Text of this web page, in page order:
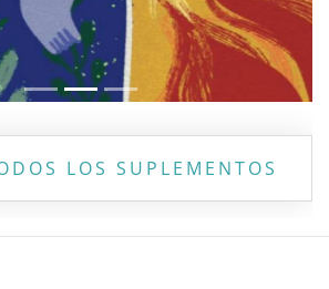
LOS SUPLEMENTOS